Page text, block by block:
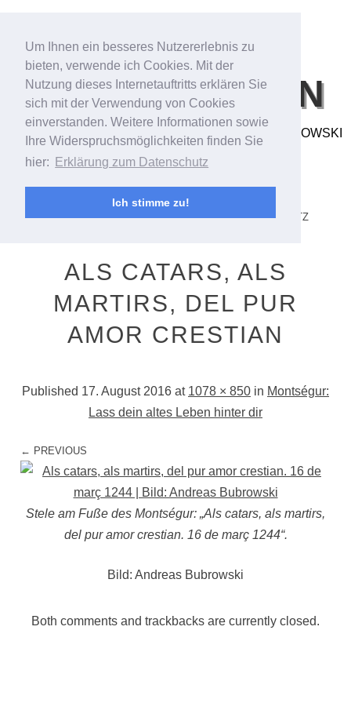
Um Ihnen ein besseres Nutzererlebnis zu
bieten, verwende ich Cookies. Mit der
Nutzung dieses Internetauftritts erklären Sie
sich mit der Verwendung von Cookies
einverstanden. Weitere Informationen sowie
Ihre Widerspruchsmöglichkeiten finden Sie
hier:
Erklärung zum Datenschutz
Ich stimme zu!
BILDFANTASIEN
FOTO- & VIDEOARBEITEN VON ANDREAS BUBROWSKI
MENU
PORTFOLIO KONTAKT IMPRESSUM DATENSCHUTZ
ALS CATARS, ALS
MARTIRS, DEL PUR
AMOR CRESTIAN
Published 17. August 2016 at 1078 × 850 in Montségur:
Lass dein altes Leben hinter dir
← PREVIOUS
Stele am Fuße des Montségur: „Als catars, als martirs,
del pur amor crestian. 16 de març 1244“.
Bild: Andreas Bubrowski
Both comments and trackbacks are currently closed.